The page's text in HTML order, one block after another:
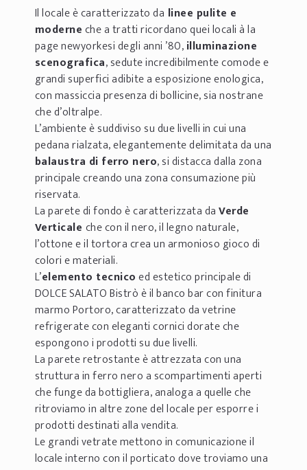
Il locale è caratterizzato da linee pulite e
moderneche a tratti ricordano quei locali à la
page newyorkesi degli anni ’80,illuminazione
scenografica, sedute incredibilmente comode e
grandi superfici adibite a esposizione enologica,
con massiccia presenza di bollicine, sia nostrane
che d’oltralpe.
L’ambiente è suddiviso su due livelli in cui una
pedana rialzata, elegantemente delimitata da una
balaustra di ferro nero, si distacca dalla zona
principale creando una zona consumazione più
riservata.
La parete di fondo è caratterizzata daVerde
Verticale che con il nero, il legno naturale,
l’ottone e il tortora crea un armonioso gioco di
colori e materiali.
L’elemento tecnicoed estetico principale di
DOLCE SALATO Bistrò è il banco bar con finitura
marmo Portoro, caratterizzato da vetrine
refrigerate con eleganti cornici dorate che
espongono i prodotti su due livelli.
La parete retrostante è attrezzata con una
struttura in ferro nero a scompartimenti aperti
che funge da bottigliera, analoga a quelle che
ritroviamo in altre zone del locale per esporre i
prodotti destinati alla vendita.
Le grandi vetrate mettono in comunicazione il
locale interno con il porticato dove troviamo una